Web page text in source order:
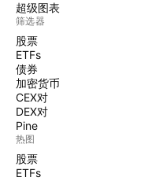
超级图表
筛选器
股票
ETFs
债券
加密货币
CEX对
DEX对
Pine
热图
股票
ETFs